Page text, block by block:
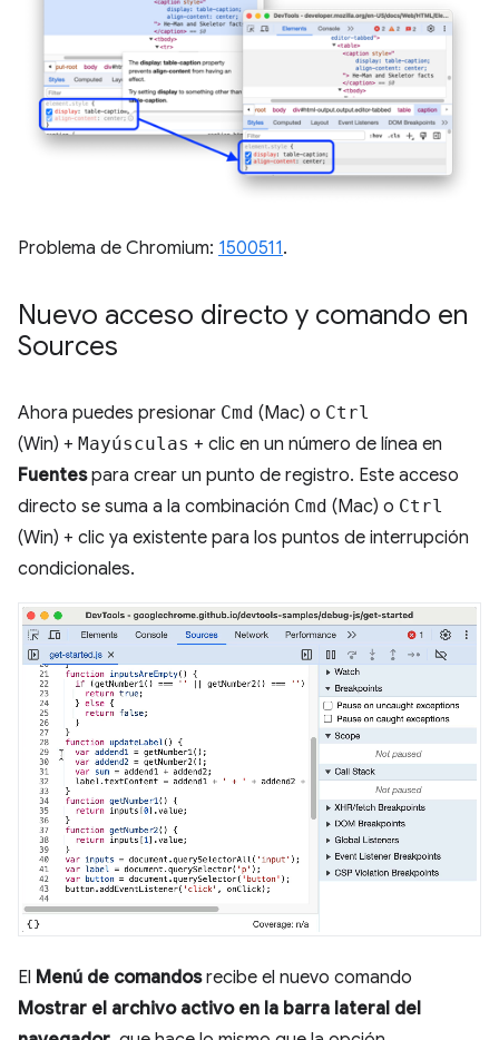
Problema de Chromium: 1500511.
Nuevo acceso directo y comando en
Sources
Ahora puedes presionar Cmd (Mac) o Ctrl
(Win) + Mayúsculas + clic en un número de línea en
Fuentespara crear un punto de registro. Este acceso
directo se suma a la combinación Cmd (Mac) o Ctrl
(Win) + clic ya existente para los puntos de interrupción
condicionales.
El Menú de comandosrecibe el nuevo comando
Mostrar el archivo activo en la barra lateral del